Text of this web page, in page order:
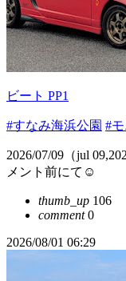
ビート PP1
#すなみ海浜公園 #
2026/07/09（jul
メント前にて☺️
thumb_up 106
comment0
2026/08/01 06:29